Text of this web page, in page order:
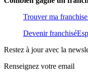
Trouver ma franchise
Devenir franchisé
Restez à jour avec la
Renseignez votre email